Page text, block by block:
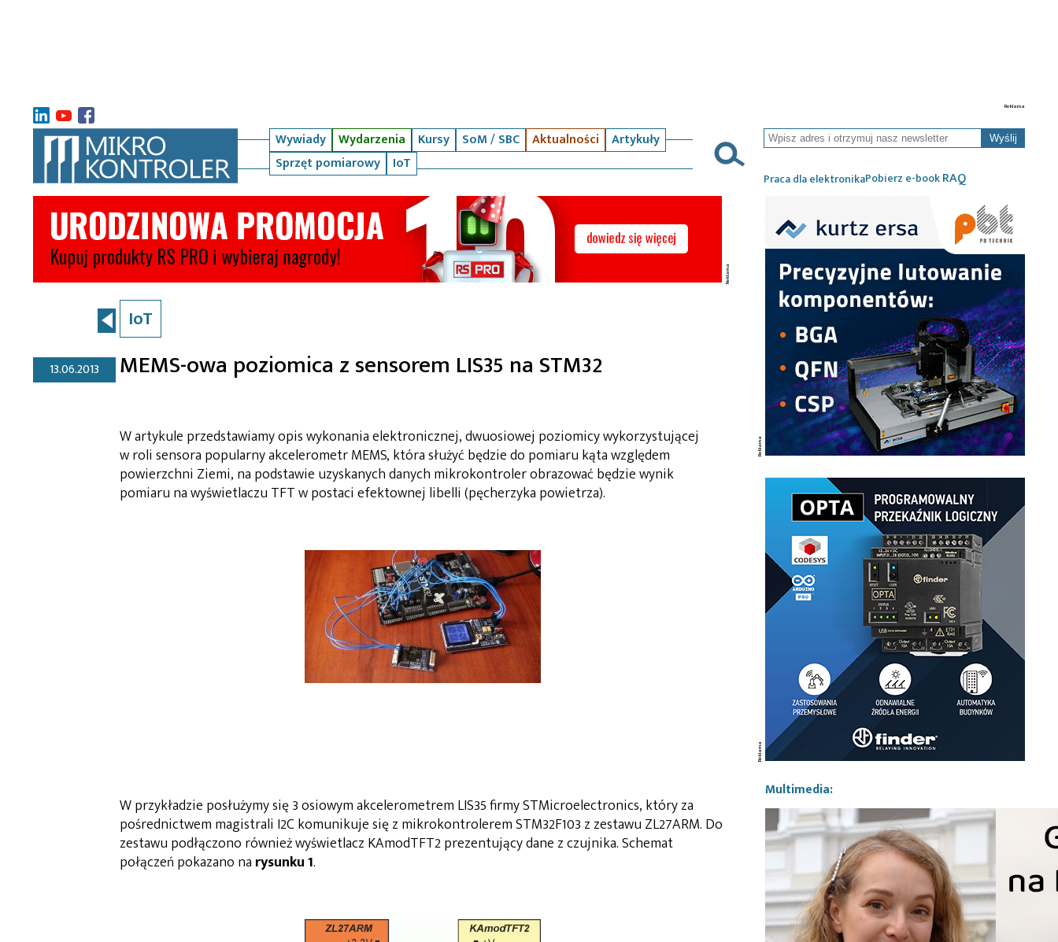
Wywiady Wydarzenia Kursy SoM / SBC Aktualności
Artykuły
Sprzęt pomiarowy
IoT
Wyślij
Praca dla elektronikaPobierz e-bookRAQ
IoT
13.06.2013 MEMS-owa poziomica z sensorem LIS35 na STM32
W artykule przedstawiamy opis wykonania elektronicznej, dwuosiowej poziomicy wykorzystującej
w roli sensora popularny akcelerometr MEMS, która służyć będzie do pomiaru kąta względem
powierzchni Ziemi, na podstawie uzyskanych danych mikrokontroler obrazować będzie wynik
pomiaru na wyświetlaczu TFT w postaci efektownej libelli (pęcherzyka powietrza).
W przykładzie posłużymy się 3 osiowym akcelerometrem LIS35 firmy STMicroelectronics, który za
pośrednictwem magistrali I2C komunikuje się z mikrokontrolerem STM32F103 z zestawu ZL27ARM. Do
zestawu podłączono również wyświetlacz KAmodTFT2 prezentujący dane z czujnika. Schemat
połączeń pokazano na rysunku 1.
Multimedia: